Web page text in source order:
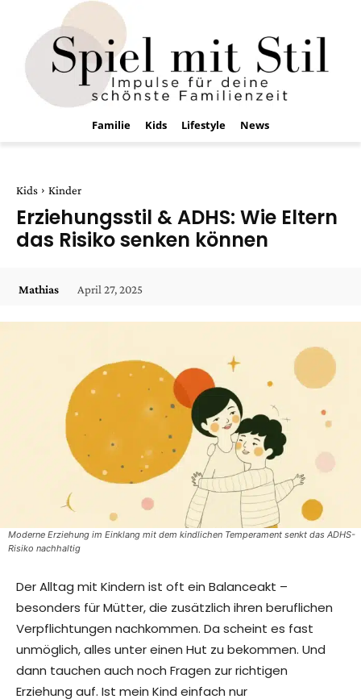
Familie Kids Lifestyle News
Kids Kinder
Erziehungsstil & ADHS: Wie Eltern
das Risiko senken können
Mathias April 27, 2025
Moderne Erziehung im Einklang mit dem kindlichen Temperament senkt das ADHS-
Risiko nachhaltig
Der Alltag mit Kindern ist oft ein Balanceakt –
besonders für Mütter, die zusätzlich ihren beruflichen
Verpflichtungen nachkommen. Da scheint es fast
unmöglich, alles unter einen Hut zu bekommen. Und
dann tauchen auch noch Fragen zur richtigen
Erziehung auf. Ist mein Kind einfach nur